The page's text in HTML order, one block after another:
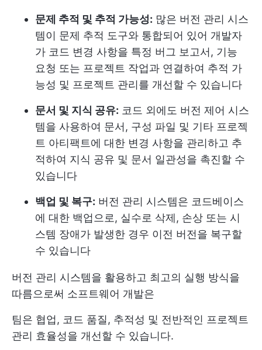
문제 추적 및 추적 가능성: 많은 버전 관리 시스
템이 문제 추적 도구와 통합되어 있어 개발자
가 코드 변경 사항을 특정 버그 보고서, 기능
요청 또는 프로젝트 작업과 연결하여 추적 가
능성 및 프로젝트 관리를 개선할 수 있습니다
문서 및 지식 공유: 코드 외에도 버전 제어 시스
템을 사용하여 문서, 구성 파일 및 기타 프로젝
트 아티팩트에 대한 변경 사항을 관리하고 추
적하여 지식 공유 및 문서 일관성을 촉진할 수
있습니다
백업 및 복구: 버전 관리 시스템은 코드베이스
에 대한 백업으로, 실수로 삭제, 손상 또는 시
스템 장애가 발생한 경우 이전 버전을 복구할
수 있습니다
버전 관리 시스템을 활용하고 최고의 실행 방식을
따름으로써 소프트웨어 개발은
팀은 협업, 코드 품질, 추적성 및 전반적인 프로젝트
관리 효율성을 개선할 수 있습니다.